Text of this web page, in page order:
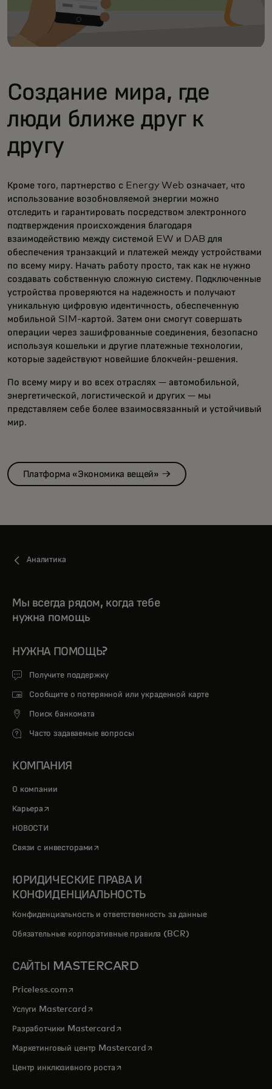
Создание мира, где
люди ближе друг к
другу
Кроме того, партнерство с Energy Web означает, что
использование возобновляемой энергии можно
отследить и гарантировать посредством электронного
подтверждения происхождения благодаря
взаимодействию между системой EW и DAB для
обеспечения транзакций и платежей между устройствами
по всему миру. Начать работу просто, так как не нужно
создавать собственную сложную систему. Подключенные
устройства проверяются на надежность и получают
уникальную цифровую идентичность, обеспеченную
мобильной SIM-картой. Затем они смогут совершать
операции через зашифрованные соединения, безопасно
используя кошельки и другие платежные технологии,
которые задействуют новейшие блокчейн-решения.
По всему миру и во всех отраслях — автомобильной,
энергетической, логистической и других — мы
представляем себе более взаимосвязанный и устойчивый
мир.
Платформа «Экономика вещей» →
Аналитика
Мы всегда рядом, когда тебе
нужна помощь
НУЖНА ПОМОЩЬ?
Получите поддержку
Сообщите о потерянной или украденной карте
Поиск банкомата
Часто задаваемые вопросы
КОМПАНИЯ
О компании
Карьера opens in a new tab
НОВОСТИ
Связи с инвесторами opens in a new tab
ЮРИДИЧЕСКИЕ ПРАВА И
КОНФИДЕНЦИАЛЬНОСТЬ
Конфиденциальность и ответственность за данные
Обязательные корпоративные правила (BCR)
САЙТЫ MASTERCARD
Priceless.com opens in a new tab
Услуги Mastercardopens in a new tab
Разработчики Mastercardopens in a new tab
Маркетинговый центр Mastercardopens in a new tab
Центр инклюзивного ростаopens in a new tab